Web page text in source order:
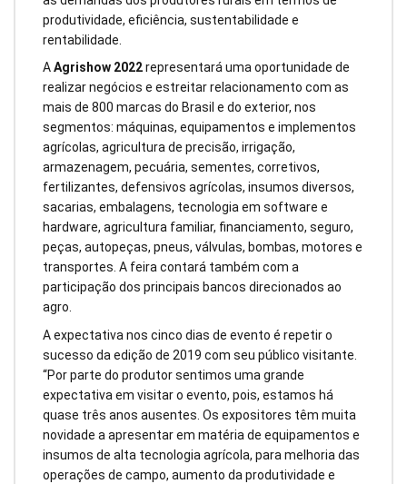
produtividade, eficiência, sustentabilidade e
rentabilidade.
AAgrishow 2022representará uma oportunidade de
realizar negócios e estreitar relacionamento com as
mais de 800 marcas do Brasil e do exterior, nos
segmentos: máquinas, equipamentos e implementos
agrícolas, agricultura de precisão, irrigação,
armazenagem, pecuária, sementes, corretivos,
fertilizantes, defensivos agrícolas, insumos diversos,
sacarias, embalagens, tecnologia em software e
hardware, agricultura familiar, financiamento, seguro,
peças, autopeças, pneus, válvulas, bombas, motores e
transportes. A feira contará também com a
participação dos principais bancos direcionados ao
agro.
A expectativa nos cinco dias de evento é repetir o
sucesso da edição de 2019 com seu público visitante.
“Por parte do produtor sentimos uma grande
expectativa em visitar o evento, pois, estamos há
quase três anos ausentes. Os expositores têm muita
novidade a apresentar em matéria de equipamentos e
insumos de alta tecnologia agrícola, para melhoria das
operações de campo, aumento da produtividade e